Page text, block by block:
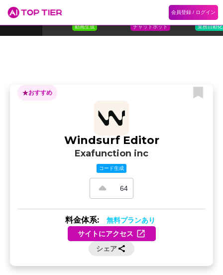
会員登録 / ログイン
ランキング
動画生成 チャットボット
3
Flokzu
業務自動化
おすすめ
Windsurf Editor
Exafunction inc
コード生成
64
料金体系: 無料プランあり
サイトにアクセス
シェア
ホーム 記事